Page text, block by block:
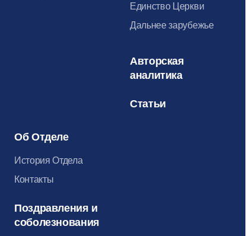
Единство Церкви
Дальнее зарубежье
Авторская
аналитика
Статьи
Об Отделе
История Отдела
Контакты
Поздравления и
соболезнования